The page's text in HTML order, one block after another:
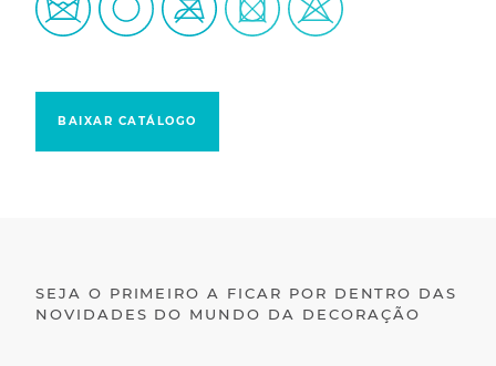
BAIXAR CATÁLOGO
SEJA O PRIMEIRO A FICAR POR DENTRO DAS
NOVIDADES DO MUNDO DA DECORAÇÃO